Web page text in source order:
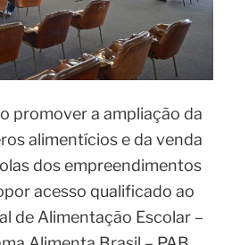
alimentícios e da venda
dos empreendimentos
acesso qualificado ao
de Alimentação Escolar –
Alimenta Brasil – PAB.